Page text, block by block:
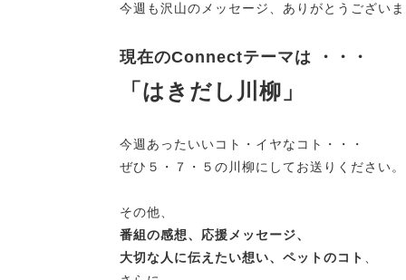
今週も沢山のメッセージ、ありがとうござい
現在のConnectテーマは ・・・
「はきだし川柳」
今週あったいいコト・イヤなコト・・・
ぜひ５・７・５の川柳にしてお送りください。
その他、
番組の感想、応援メッセージ、
大切な人に伝えたい想い、ペットのコト